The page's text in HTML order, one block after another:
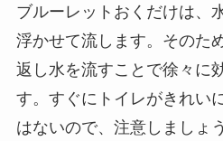
ブルーレットおくだけは、
浮かせて流します。そのた
返し水を流すことで徐々に
す。すぐにトイレがきれい
はないので、注意しましょう